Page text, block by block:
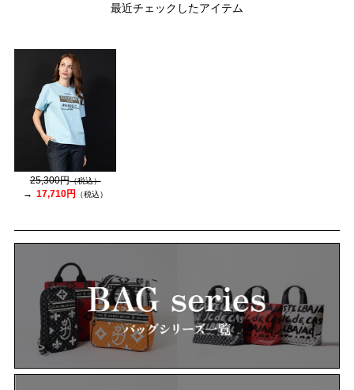
最近チェックしたアイテム
25,300円（税込）
17,710円 （税込）